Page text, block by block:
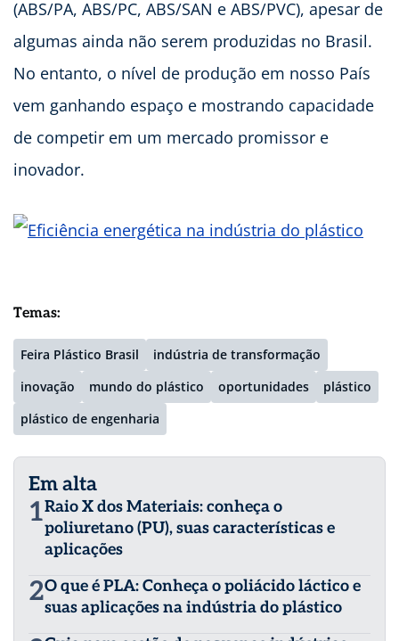
(ABS/PA, ABS/PC, ABS/SAN e ABS/PVC), apesar de
algumas ainda não serem produzidas no Brasil.
No entanto, o nível de produção em nosso País
vem ganhando espaço e mostrando capacidade
de competir em um mercado promissor e
inovador.
Temas:
Feira Plástico Brasil
indústria de transformação
inovação
mundo do plástico oportunidades
plástico
plástico de engenharia
Em alta
1Raio X dos Materiais: conheça o
poliuretano (PU), suas características e
aplicações
2O que é PLA: Conheça o poliácido láctico e
suas aplicações na indústria do plástico